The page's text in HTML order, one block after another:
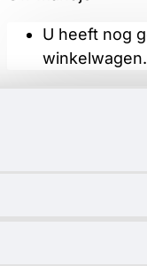
U heeft nog
winkelwagen.